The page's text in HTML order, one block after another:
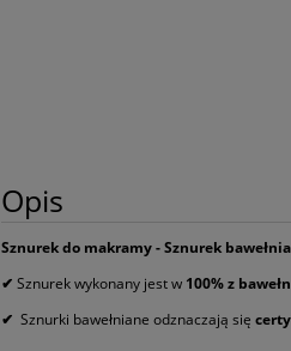
Opis
Sznurek do makramy - Sznurek
✔ Sznurek wykonany jest w 100% z
✔ Sznurki bawełniane odznaczają się